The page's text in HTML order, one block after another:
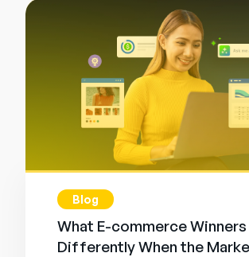
Blog
What E-commerce Winners
Differently When the